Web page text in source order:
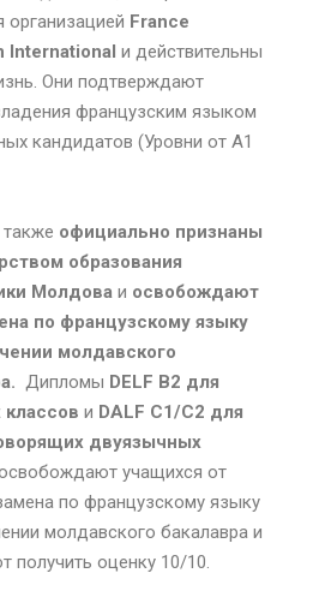
France
International и действительны
Они подтверждают
французским языком
кандидатов (Уровни от A1
официально признаны
образования
Молдова и освобождают
по французскому языку
молдавского
Дипломы DELF B2 для
и DALF C1/C2 для
двуязычных
учащихся от
по французскому языку
молдавского бакалавра и
получить оценку 10/10.